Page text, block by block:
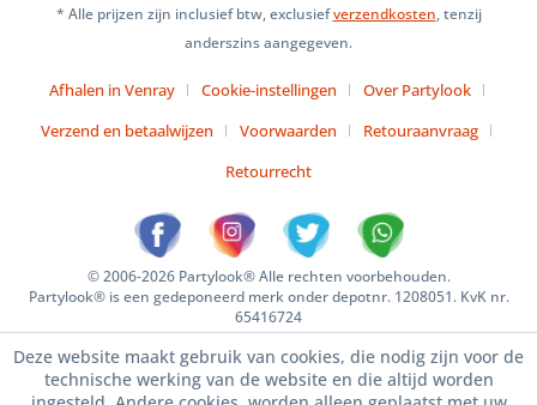
* Alle prijzen zijn inclusief btw, exclusiefverzendkosten, tenzij
anderszins aangegeven.
Afhalen in Venray Cookie-instellingen
Over Partylook
Verzend en betaalwijzen
Voorwaarden
Retouraanvraag
Retourrecht
© 2006-2026 Partylook® Alle rechten voorbehouden.
Partylook® is een gedeponeerd merk onder depotnr. 1208051. KvK nr.
65416724
Deze website maakt gebruik van cookies, die nodig zijn voor de
technische werking van de website en die altijd worden